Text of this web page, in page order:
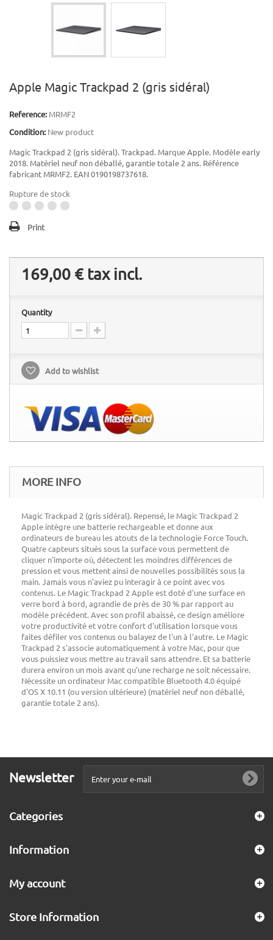
Apple Magic Trackpad 2 (gris sidéral)
Reference: MRMF2
Condition: New product
Magic Trackpad 2 (gris sidéral). Trackpad. Marque Apple. Modèle early
2018. Matériel neuf non déballé, garantie totale 2 ans. Référence
fabricant MRMF2. EAN 0190198737618.
Rupture de stock
Print
169,00 €tax incl.
Quantity
Add to wishlist
MORE INFO
Magic Trackpad 2 (gris sidéral). Repensé, le Magic Trackpad 2
Apple intègre une batterie rechargeable et donne aux
ordinateurs de bureau les atouts de la technologie Force Touch.
Quatre capteurs situés sous la surface vous permettent de
cliquer n'importe où, détectent les moindres différences de
pression et vous mettent ainsi de nouvelles possibilités sous la
main. Jamais vous n'aviez pu interagir à ce point avec vos
contenus. Le Magic Trackpad 2 Apple est doté d'une surface en
verre bord à bord, agrandie de près de 30 % par rapport au
modèle précédent. Avec son profil abaissé, ce design améliore
votre productivité et votre confort d'utilisation lorsque vous
faites défiler vos contenus ou balayez de l'un à l'autre. Le Magic
Trackpad 2 s'associe automatiquement à votre Mac, pour que
vous puissiez vous mettre au travail sans attendre. Et sa batterie
durera environ un mois avant qu'une recharge ne soit nécessaire.
Nécessite un ordinateur Mac compatible Bluetooth 4.0 équipé
d'OS X 10.11 (ou version ultérieure) (matériel neuf non déballé,
garantie totale 2 ans).
Newsletter
Categories
Information
My account
Store Information